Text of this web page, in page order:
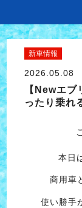
新車情報
2026.05.08
【Newエ
ったり乗れ
本日
商用車
使い勝手